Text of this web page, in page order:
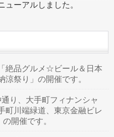
ューアルしました。
絶品グルメ☆ビール＆日本
祭り」の開催です。
り、大手町フィナンシャ
町川端緑道、東京金融ビレ
開催です。